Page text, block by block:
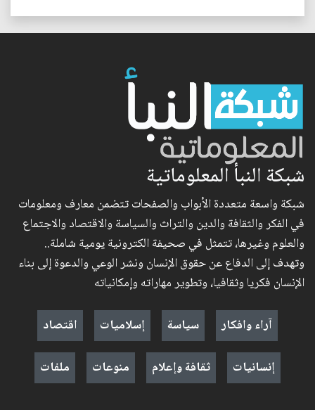
شبكة النبأ المعلوماتية
شبكة واسعة متعددة الأبواب والصفحات تتضمن معارف ومعلومات
في الفكر والثقافة والدين والتراث والسياسة والاقتصاد والاجتماع
والعلوم وغيرها، تتمثل في صحيفة الكترونية يومية شاملة..
وتهدف إلى الدفاع عن حقوق الإنسان ونشر الوعي والدعوة إلى بناء
الإنسان فكريا وثقافيا، وتطوير مهاراته وإمكانياته
آراء وافكار
سياسة إسلاميات
اقتصاد
إنسانيات
ثقافة وإعلام منوعات ملفات